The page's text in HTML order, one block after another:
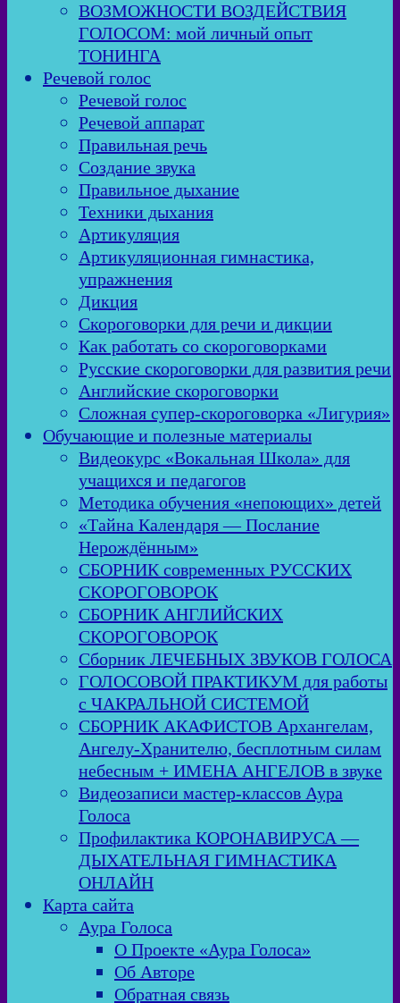
ВОЗМОЖНОСТИ ВОЗДЕЙСТВИЯ
ГОЛОСОМ: мой личный опыт
ТОНИНГА
Речевой голос
Речевой голос
Речевой аппарат
Правильная речь
Создание звука
Правильное дыхание
Техники дыхания
Артикуляция
Артикуляционная гимнастика,
упражнения
Дикция
Скороговорки для речи и дикции
Как работать со скороговорками
Русские скороговорки для развития речи
Английские скороговорки
Сложная супер-скороговорка «Лигурия»
Обучающие и полезные материалы
Видеокурс «Вокальная Школа» для
учащихся и педагогов
Методика обучения «непоющих» детей
«Тайна Календаря — Послание
Нерождённым»
СБОРНИК современных РУССКИХ
СКОРОГОВОРОК
СБОРНИК АНГЛИЙСКИХ
СКОРОГОВОРОК
Сборник ЛЕЧЕБНЫХ ЗВУКОВ ГОЛОСА
ГОЛОСОВОЙ ПРАКТИКУМ для работы
с ЧАКРАЛЬНОЙ СИСТЕМОЙ
СБОРНИК АКАФИСТОВ Архангелам,
Ангелу-Хранителю, бесплотным силам
небесным + ИМЕНА АНГЕЛОВ в звуке
Видеозаписи мастер-классов Аура
Голоса
Профилактика КОРОНАВИРУСА —
ДЫХАТЕЛЬНАЯ ГИМНАСТИКА
ОНЛАЙН
Карта сайта
Аура Голоса
О Проекте «Аура Голоса»
Об Авторе
Обратная связь